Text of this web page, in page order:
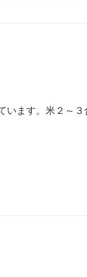
います。米２～